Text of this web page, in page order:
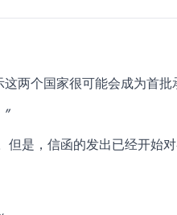
两个国家很可能会成为首批
但是，信函的发出已经开始对